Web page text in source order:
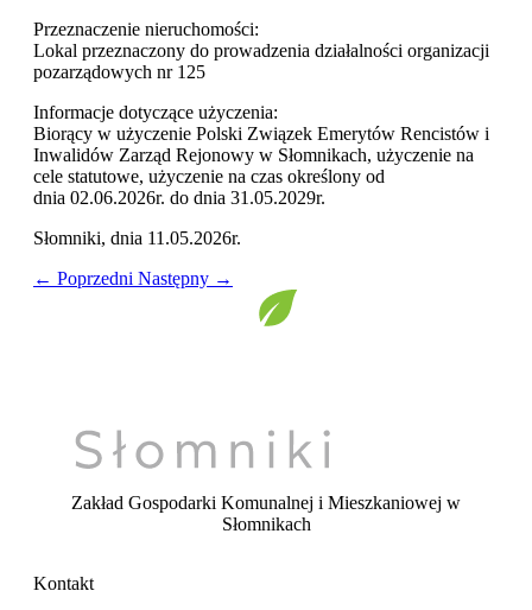
Przeznaczenie nieruchomości:
Lokal przeznaczony do prowadzenia działalności organizacji
pozarządowych nr 125
Informacje dotyczące użyczenia:
Biorący w użyczenie Polski Związek Emerytów Rencistów i
Inwalidów Zarząd Rejonowy w Słomnikach, użyczenie na
cele statutowe, użyczenie na czas określony od
dnia 02.06.2026r. do dnia 31.05.2029r.
Słomniki, dnia 11.05.2026r.
← Poprzedni Następny →
Zakład Gospodarki Komunalnej i Mieszkaniowej w
Słomnikach
Kontakt